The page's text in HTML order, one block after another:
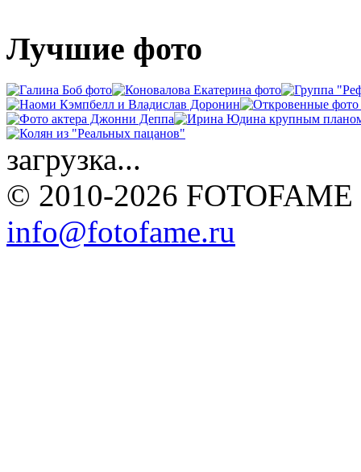
Лучшие фото
загрузка...
© 2010-2026 FOTOFAME
info@fotofame.ru